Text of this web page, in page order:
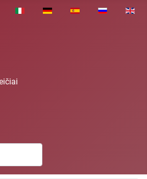
Pasirinkite savo kalbą